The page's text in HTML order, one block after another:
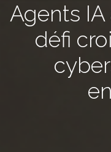
Agents
défi